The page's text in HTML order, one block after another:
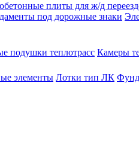
плиты для ж/д
под дорожные знаки
подушки теплотрасс Камеры
элементы Лотки тип ЛК